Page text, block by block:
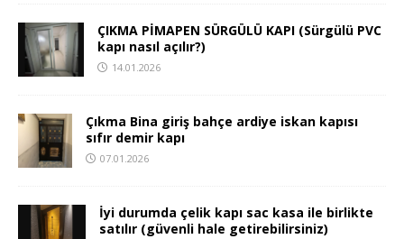
ÇIKMA PİMAPEN SÜRGÜLÜ KAPI (Sürgülü PVC
kapı nasıl açılır?)
14.01.2026
Çıkma Bina giriş bahçe ardiye iskan kapısı
sıfır demir kapı
07.01.2026
İyi durumda çelik kapı sac kasa ile birlikte
satılır (güvenli hale getirebilirsiniz)